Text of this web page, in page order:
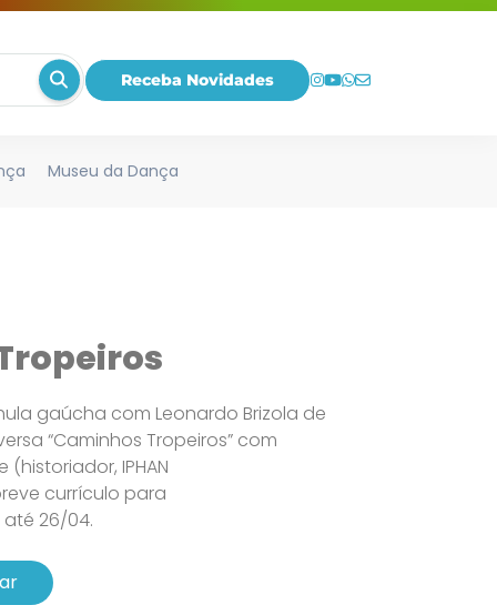
Receba Novidades
Museu da Dança
gaúcha com Leonardo Brizola de
“Caminhos Tropeiros” com
IPHAN
currículo para
até 26/04.